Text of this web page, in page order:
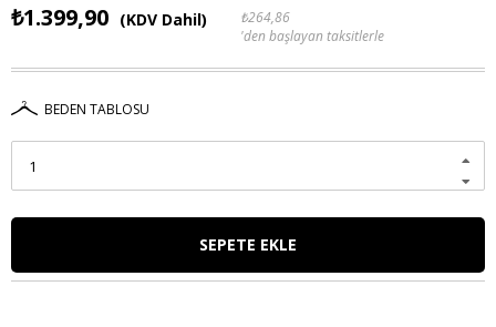
₺1.399,90 (KDV Dahil)
₺264,86
'den başlayan taksitlerle
BEDEN TABLOSU